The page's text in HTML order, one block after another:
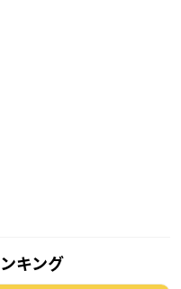
キング